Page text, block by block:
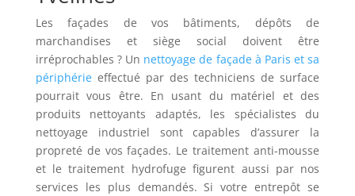
Les façades de vos bâtiments, dépôts de
marchandises et siège social doivent être
irréprochables ? Un nettoyage de façade à Paris et sa
périphérieeffectué par des techniciens de surface
pourrait vous être. En usant du matériel et des
produits nettoyants adaptés, les spécialistes du
nettoyage industriel sont capables d’assurer la
propreté de vos façades. Le traitement anti-mousse
et le traitement hydrofuge figurent aussi par nos
services les plus demandés. Si votre entrepôt se